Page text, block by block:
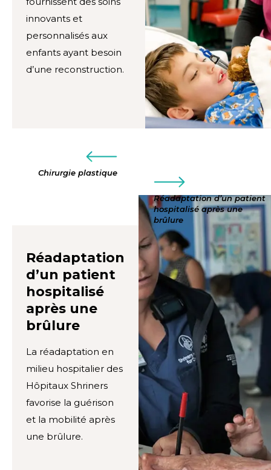
innovants et
personnalisés aux
enfants ayant besoin
d’une reconstruction.
Chirurgie plastique
Réadaptation d’un patient
hospitalisé après une
brûlure
Réadaptation
d’un patient
hospitalisé
après une
brûlure
La réadaptation en
milieu hospitalier des
Hôpitaux Shriners
favorise la guérison
et la mobilité après
une brûlure.